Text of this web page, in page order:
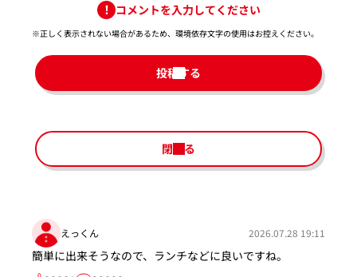
コメントを入力してください
※正しく表示されない場合があるため、環境依存文字の使用はお控えください。​
投稿する
閉じる
えっくん 2026.07.28 19:11
簡単に出来そうなので、ランチなどに良いですね。